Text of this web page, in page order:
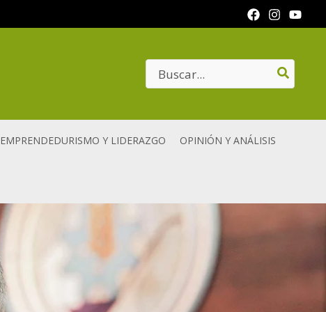
Search
for:
EMPRENDEDURISMO Y LIDERAZGO OPINIÓN Y ANÁLISIS